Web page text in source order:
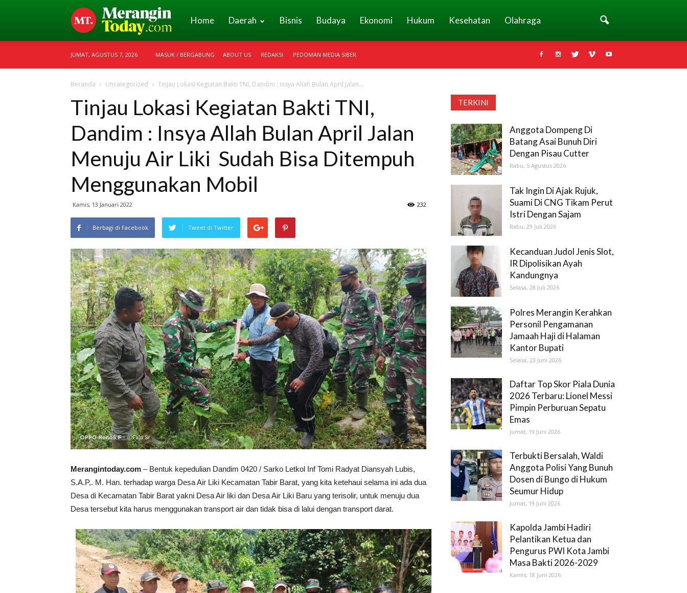
Merangin
Home Daerah Bisnis Budaya Ekonomi Hukum Kesehatan Olahraga
JUMAT, AGUSTUS 7, 2026 MASUK / BERGABUNG ABOUT US REDAKSI PEDOMAN MEDIA SIBER
Beranda Uncategorized Tinjau Lokasi Kegiatan Bakti TNI, Dandim : Insya Allah Bulan April Jalan...
Tinjau Lokasi Kegiatan Bakti TNI,
Dandim : Insya Allah Bulan April Jalan
Menuju Air Liki Sudah Bisa Ditempuh
Menggunakan Mobil
Kamis, 13 Januari 2022 232
Berbagi di Facebook Tweet di Twitter
Merangintoday.com – Bentuk kepedulian Dandim 0420 / Sarko Letkol Inf Tomi Radyat Diansyah Lubis,
S.A.P,. M. Han. terhadap warga Desa Air Liki Kecamatan Tabir Barat, yang kita ketehaui selama ini ada dua
Desa di Kecamatan Tabir Barat yakni Desa Air liki dan Desa Air Liki Baru yang terisolir, untuk menuju dua
Desa tersebut kita harus menggunakan transport air dan tidak bisa di lalui dengan transport darat.
TERKINI
Anggota Dompeng Di
Batang Asai Bunuh Diri
Dengan Pisau Cutter
Rabu, 5 Agustus 2026
Tak Ingin Di Ajak Rujuk,
Suami Di CNG Tikam Perut
Istri Dengan Sajam
Rabu, 29 Juli 2026
Kecanduan Judol Jenis Slot,
IR Dipolisikan Ayah
Kandungnya
Selasa, 28 Juli 2026
Polres Merangin Kerahkan
Personil Pengamanan
Jamaah Haji di Halaman
Kantor Bupati
Selasa, 23 Juni 2026
Daftar Top Skor Piala Dunia
2026 Terbaru: Lionel Messi
Pimpin Perburuan Sepatu
Emas
Jumat, 19 Juni 2026
Terbukti Bersalah, Waldi
Anggota Polisi Yang Bunuh
Dosen di Bungo di Hukum
Seumur Hidup
Jumat, 19 Juni 2026
Kapolda Jambi Hadiri
Pelantikan Ketua dan
Pengurus PWI Kota Jambi
Masa Bakti 2026-2029
Kamis, 18 Juni 2026